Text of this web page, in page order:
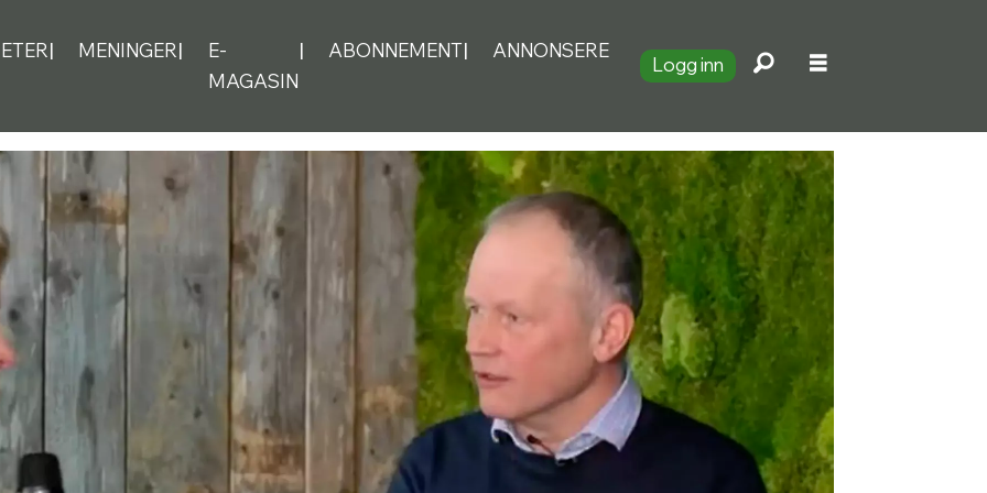
MENINGER
E-
MAGASIN
ABONNEMENT ANNONSERE
Logg inn